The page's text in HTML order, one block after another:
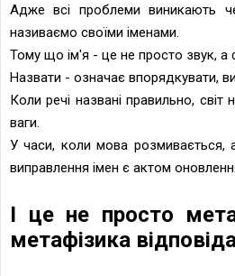
Адже всі проблеми виникають
називаємо своїми іменами.
Тому що ім'я - це не просто звук, а
Назвати - означає впорядкувати,
Коли речі названі правильно, світ
ваги.
У часи, коли мова розмивається,
виправлення імен є актом
І це не просто
метафізика